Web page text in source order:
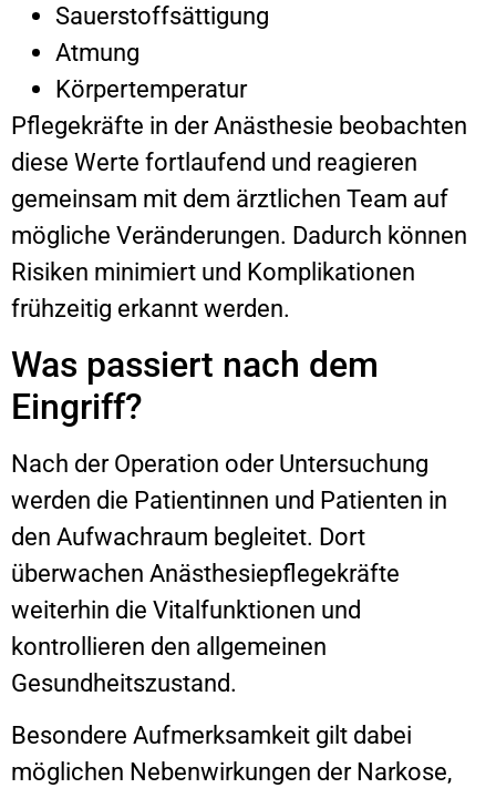
Sauerstoffsättigung
Atmung
Körpertemperatur
Pflegekräfte in der Anästhesie beobachten
diese Werte fortlaufend und reagieren
gemeinsam mit dem ärztlichen Team auf
mögliche Veränderungen. Dadurch können
Risiken minimiert und Komplikationen
frühzeitig erkannt werden.
Was passiert nach dem
Eingriff?
Nach der Operation oder Untersuchung
werden die Patientinnen und Patienten in
den Aufwachraum begleitet. Dort
überwachen Anästhesiepflegekräfte
weiterhin die Vitalfunktionen und
kontrollieren den allgemeinen
Gesundheitszustand.
Besondere Aufmerksamkeit gilt dabei
möglichen Nebenwirkungen der Narkose,